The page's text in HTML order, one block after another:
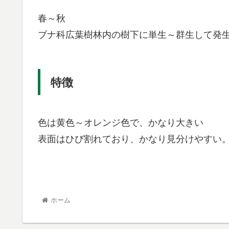
春～秋
ブナ科広葉樹林内の樹下に単生～群生して発
特徴
色は黄色～オレンジ色で、かなり大きい
表面はひび割れており、かなり見分けやすい。
ホーム